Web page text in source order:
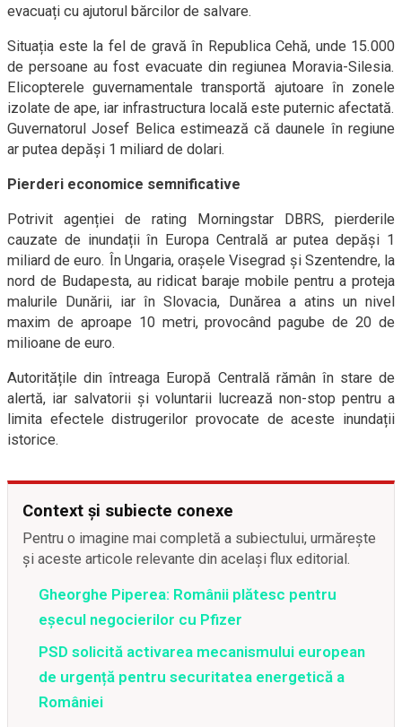
evacuați cu ajutorul bărcilor de salvare.
Situația este la fel de gravă în Republica Cehă, unde 15.000
de persoane au fost evacuate din regiunea Moravia-Silesia.
Elicopterele guvernamentale transportă ajutoare în zonele
izolate de ape, iar infrastructura locală este puternic afectată.
Guvernatorul Josef Belica estimează că daunele în regiune
ar putea depăși 1 miliard de dolari.
Pierderi economice semnificative
Potrivit agenției de rating Morningstar DBRS, pierderile
cauzate de inundații în Europa Centrală ar putea depăși 1
miliard de euro. În Ungaria, orașele Visegrad și Szentendre, la
nord de Budapesta, au ridicat baraje mobile pentru a proteja
malurile Dunării, iar în Slovacia, Dunărea a atins un nivel
maxim de aproape 10 metri, provocând pagube de 20 de
milioane de euro.
Autoritățile din întreaga Europă Centrală rămân în stare de
alertă, iar salvatorii și voluntarii lucrează non-stop pentru a
limita efectele distrugerilor provocate de aceste inundații
istorice.
Context și subiecte conexe
Pentru o imagine mai completă a subiectului, urmărește
și aceste articole relevante din același flux editorial.
Gheorghe Piperea: Românii plătesc pentru
eșecul negocierilor cu Pfizer
PSD solicită activarea mecanismului european
de urgență pentru securitatea energetică a
României